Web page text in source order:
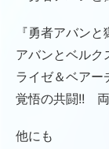
『勇者アバン
アバンとベルク
ライゼ＆ベアー
覚悟の共闘!!
他にも